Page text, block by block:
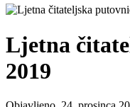
Ljetna
2019